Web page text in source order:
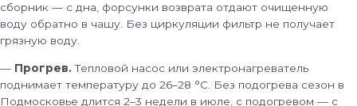
сборник — с дна, форсунки возврата отдают очищенную
воду обратно в чашу. Без циркуляции фильтр не получает
грязную воду.
— Прогрев.Тепловой насос или электронагреватель
поднимает температуру до 26–28 °C. Без подогрева сезон в
Подмосковье длится 2–3 недели в июле, с подогревом — с